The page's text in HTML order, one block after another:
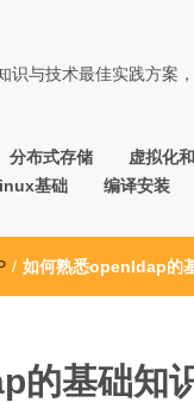
与技术最佳实践方案
分布式存储 虚拟化
基础 编译安装
/ 如何熟悉openldap的
的基础知